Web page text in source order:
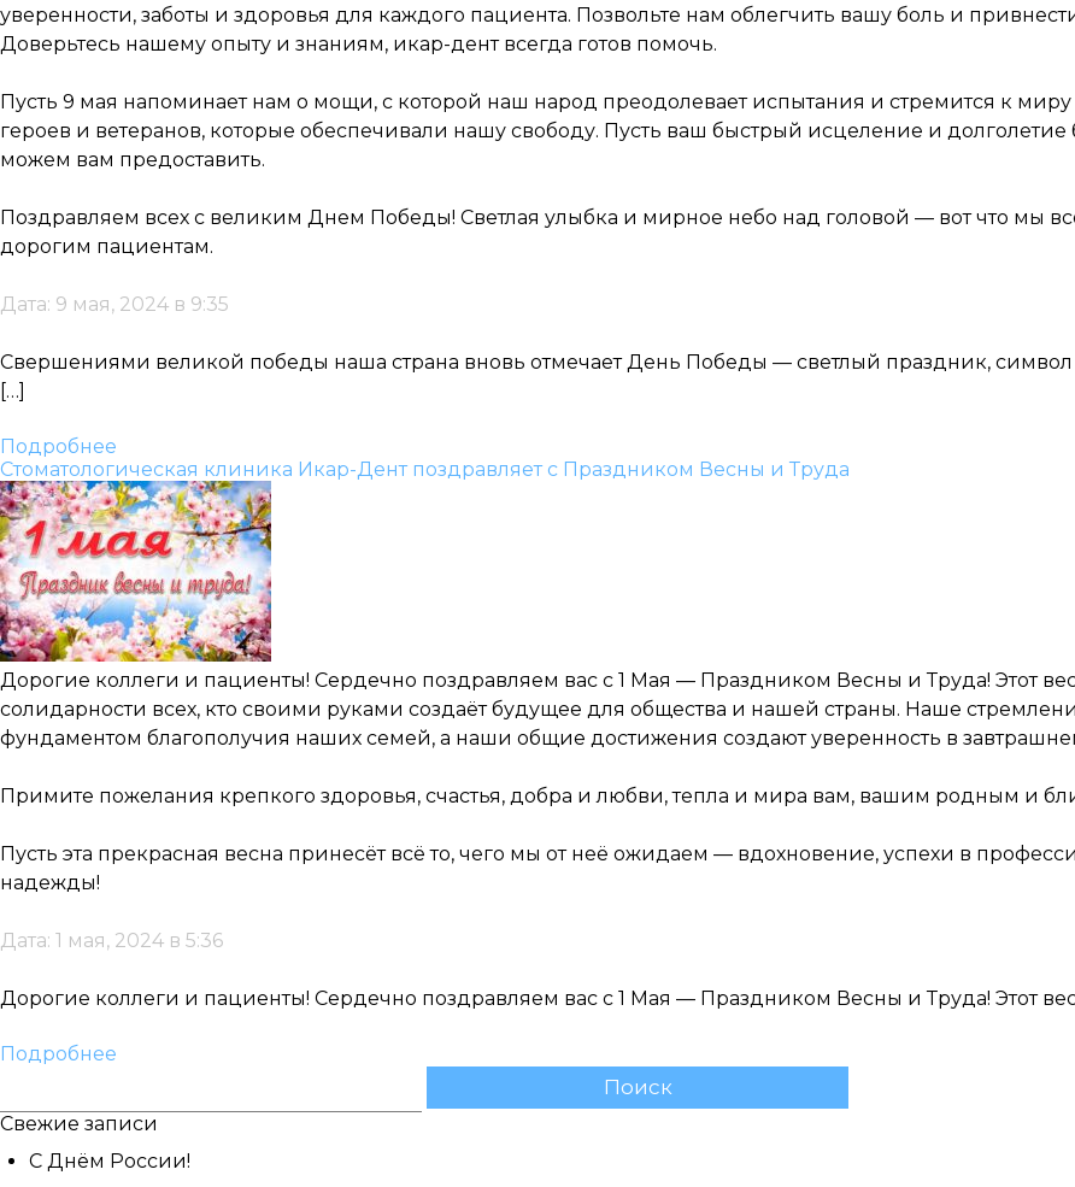
Записаться на приём
Если Вам нужна срочная запись на прием, поставьте галочку здесь
уверенности, заботы и здоровья для каждого пациента. Позвольте нам облегчить вашу боль и
Доверьтесь нашему опыту и знаниям, икар-дент всегда готов помочь.
Пусть 9 мая напоминает нам о мощи, с которой наш народ преодолевает испытания и стремится к
героев и ветеранов, которые обеспечивали нашу свободу. Пусть ваш быстрый исцеление и
можем вам предоставить.
Поздравляем всех с великим Днем Победы! Светлая улыбка и мирное небо над головой — вот что мы
дорогим пациентам.
Дата: 9 мая, 2024 в 9:35
Свершениями великой победы наша страна вновь отмечает День Победы — светлый праздник,
[…]
Подробнее
Стоматологическая клиника Икар-Дент поздравляет с Праздником Весны и Труда
Дорогие коллеги и пациенты! Сердечно поздравляем вас с 1 Мая — Праздником Весны и Труда! Этот
солидарности всех, кто своими руками создаёт будущее для общества и нашей страны. Наше
фундаментом благополучия наших семей, а наши общие достижения создают уверенность в
Примите пожелания крепкого здоровья, счастья, добра и любви, тепла и мира вам, вашим родным и
Пусть эта прекрасная весна принесёт всё то, чего мы от неё ожидаем — вдохновение, успехи в
надежды!
Дата: 1 мая, 2024 в 5:36
Дорогие коллеги и пациенты! Сердечно поздравляем вас с 1 Мая — Праздником Весны и Труда! Этот
Подробнее
Свежие записи
С Днём России!